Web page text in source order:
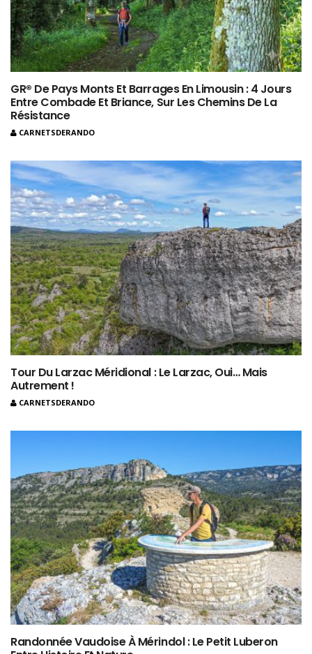
GR® De Pays Monts Et Barrages En Limousin : 4 Jours
Entre Combade Et Briance, Sur Les Chemins De La
Résistance
CARNETSDERANDO
Tour Du Larzac Méridional : Le Larzac, Oui… Mais
Autrement !
CARNETSDERANDO
Randonnée Vaudoise À Mérindol : Le Petit Luberon